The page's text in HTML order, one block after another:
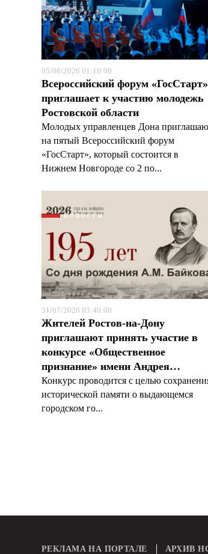
05/08/2026 01:10:00
Всероссийский форум «ГосСтарт»
приглашает к участию молодежь
Ростовской области
Молодых управленцев Дона
на пятый Всероссийский форум
«ГосСтарт», который состоится в
Нижнем Новгороде со 2 по...
НОВОСТИ
31/07/2026 03:40:00
Жителей Ростов-на-Дону
приглашают принять участие в
конкурсе «Общественное
признание» имени Андрея…
Конкурс проводится с целью
исторической памяти о выдающемся
городском го...
РЕКЛАМА НА ПОРТАЛЕ АРХИВ